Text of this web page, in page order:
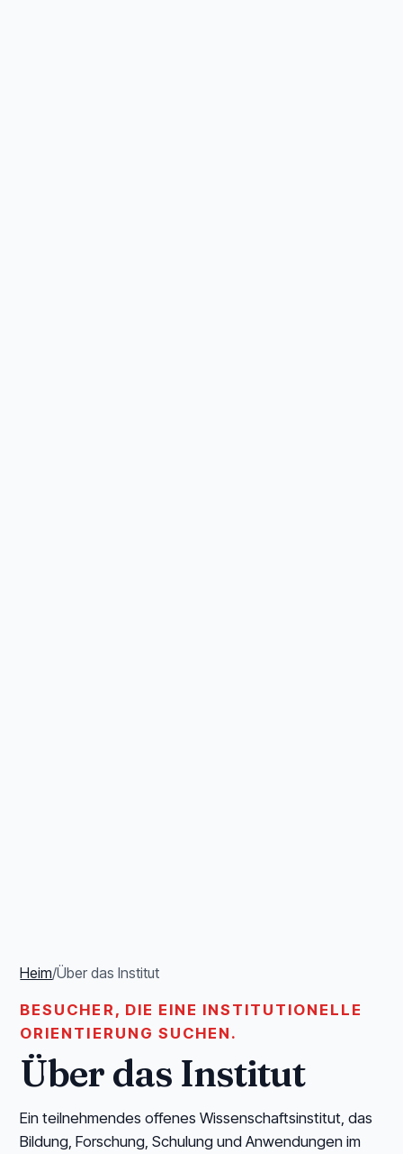
Heim/Über das Institut
BESUCHER, DIE EINE INSTITUTIONELLE
ORIENTIERUNG SUCHEN.
Über das Institut
Ein teilnehmendes offenes Wissenschaftsinstitut, das
Bildung, Forschung, Schulung und Anwendungen im